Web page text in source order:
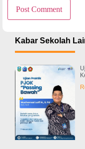
Kabar Sekolah